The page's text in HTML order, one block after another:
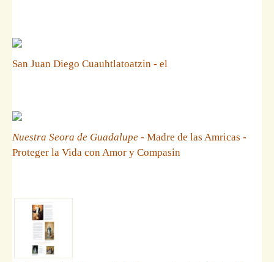
San Juan Diego Cuauhtlatoatzin - el
Nuestra Seora de Guadalupe - Madre de las Amricas -
Proteger la Vida con Amor y Compasin